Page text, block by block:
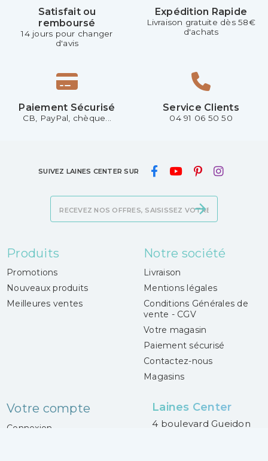
Satisfait ou
remboursé
14 jours pour changer
d'avis
Expédition Rapide
Livraison gratuite dès 58€
d'achats
Paiement Sécurisé
CB, PayPal, chèque...
Service Clients
04 91 06 50 50
SUIVEZ LAINES CENTER SUR
Produits
Promotions
Nouveaux produits
Meilleures ventes
Notre société
Livraison
Mentions légales
Conditions Générales de
vente - CGV
Votre magasin
Paiement sécurisé
Contactez-nous
Magasins
Votre compte
Connexion
Laines Center
4 boulevard Gueidon